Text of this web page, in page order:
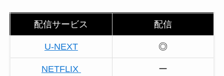
配信サービス 配信
U-NEXT ◎
NETFLIX ー